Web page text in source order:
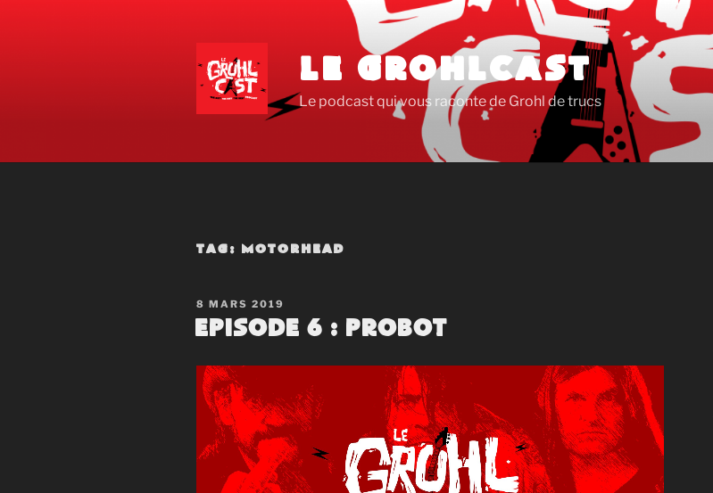
LE GROHLCAST
Le podcast qui vous raconte de Grohl de trucs
TAG: MOTORHEAD
PUBLIÉ
LE
8 MARS 2019
Episode 6 : Probot